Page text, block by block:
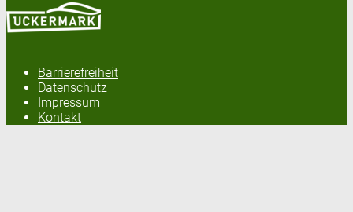
Barrierefreiheit
Datenschutz
Impressum
Kontakt